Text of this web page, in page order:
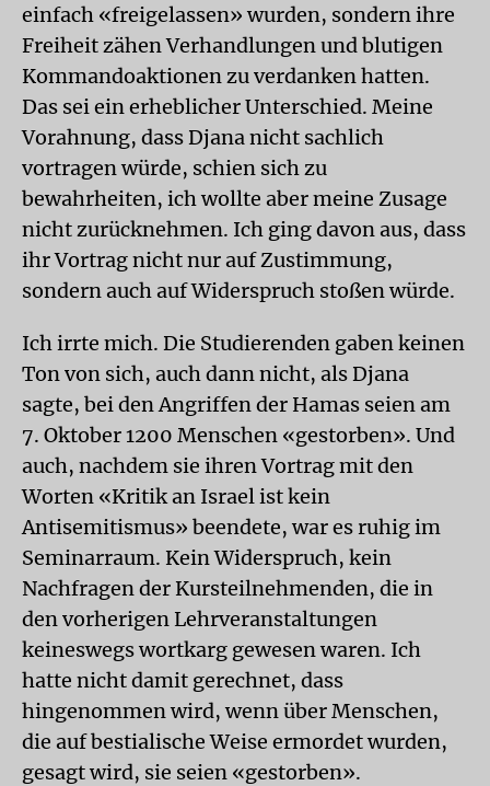
einfach «freigelassen» wurden, sondern ihre
Freiheit zähen Verhandlungen und blutigen
Kommandoaktionen zu verdanken hatten.
Das sei ein erheblicher Unterschied. Meine
Vorahnung, dass Djana nicht sachlich
vortragen würde, schien sich zu
bewahrheiten, ich wollte aber meine Zusage
nicht zurücknehmen. Ich ging davon aus, dass
ihr Vortrag nicht nur auf Zustimmung,
sondern auch auf Widerspruch stoßen würde.
Ich irrte mich. Die Studierenden gaben keinen
Ton von sich, auch dann nicht, als Djana
sagte, bei den Angriffen der Hamas seien am
7. Oktober 1200 Menschen «gestorben». Und
auch, nachdem sie ihren Vortrag mit den
Worten «Kritik an Israel ist kein
Antisemitismus» beendete, war es ruhig im
Seminarraum. Kein Widerspruch, kein
Nachfragen der Kursteilnehmenden, die in
den vorherigen Lehrveranstaltungen
keineswegs wortkarg gewesen waren. Ich
hatte nicht damit gerechnet, dass
hingenommen wird, wenn über Menschen,
die auf bestialische Weise ermordet wurden,
gesagt wird, sie seien «gestorben».